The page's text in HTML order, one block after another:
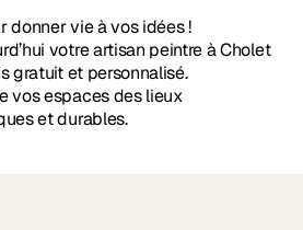
donner vie à vos idées !
votre artisan peintre à Cholet
gratuit et personnalisé.
vos espaces des lieux
et durables.